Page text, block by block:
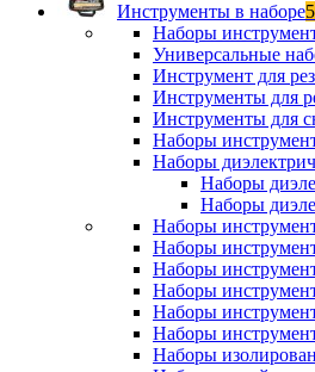
Инструменты в наборе
Наборы
Универсальные
Инструмент для
Инструменты для
Инструменты для
Наборы
Наборы
Наборы
Наборы
Наборы
Наборы
Наборы
Наборы
Наборы
Наборы
Наборы